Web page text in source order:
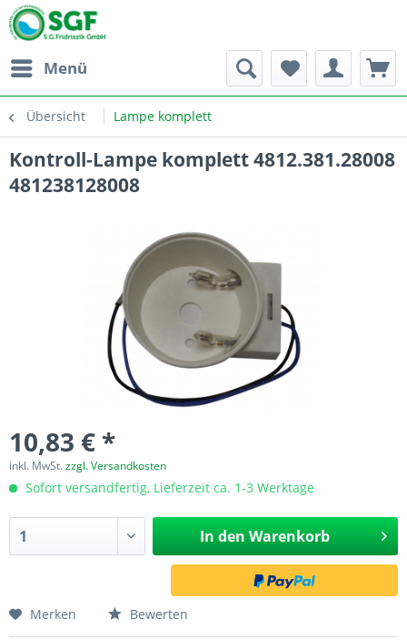
Menü
Übersicht Lampe komplett
Kontroll-Lampe komplett 4812.381.28008
481238128008
10,83 € *
inkl. MwSt.zzgl. Versandkosten
Sofort versandfertig, Lieferzeit ca. 1-3 Werktage
In den Warenkorb
Merken Bewerten